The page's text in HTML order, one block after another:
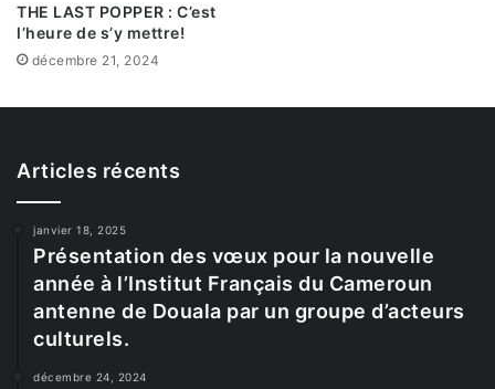
THE LAST POPPER : C’est
l’heure de s’y mettre!
décembre 21, 2024
Articles récents
janvier 18, 2025
Présentation des vœux pour la nouvelle
année à l’Institut Français du Cameroun
antenne de Douala par un groupe d’acteurs
culturels.
décembre 24, 2024